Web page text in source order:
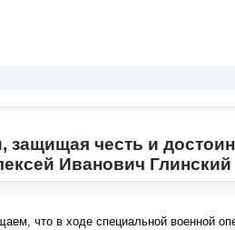
честь и
Иванович Глинский
что в ходе специальной военной